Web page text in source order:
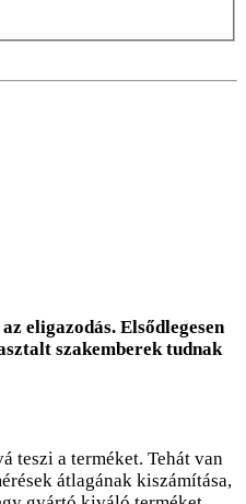
eligazodás. Elsődlegesen
szakemberek tudnak
teszi a terméket. Tehát van
átlagának kiszámítása,